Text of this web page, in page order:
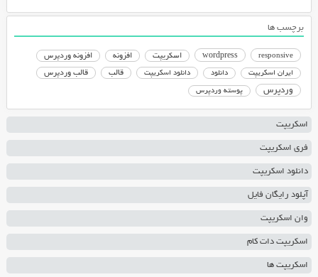
برچسب ها
responsive
wordpress اسکریپت افزونه افزونه وردپرس
ایران اسکریپت دانلود دانلود اسکریپت قالب قالب وردپرس
وردپرس پوسته وردپرس
اسکریپت
فری اسکریپت
دانلود اسکریپت
آپلود رایگان فایل
وان اسکریپت
اسکریپت دات کام
اسکریپت ها